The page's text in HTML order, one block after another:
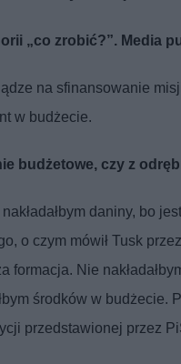
„co zrobić?”. Media
na sfinansowanie
w budżecie.
budżetowe, czy z
daniny, bo
o czym mówił Tusk
formacja. Nie
środków w budżecie.
przedstawionej przez